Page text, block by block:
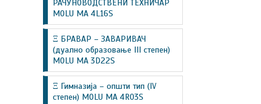
РАЧУНОВОДСТВЕНИ ТЕХНИЧАР
MOLU MA 4L16S
Ξ БРАВАР – ЗАВАРИВАЧ
(дуално образовање III степен)
MOLU MA 3D22S
Ξ Гимназија – општи тип (IV
степен) MOLU MA 4R03S